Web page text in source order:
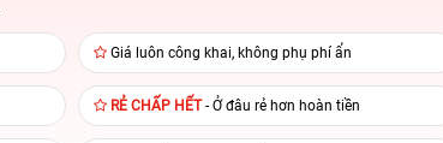
Giá luôn công khai, không phụ phí ẩn
RẺ CHẤP HẾT- Ở đâu rẻ hơn hoàn tiền